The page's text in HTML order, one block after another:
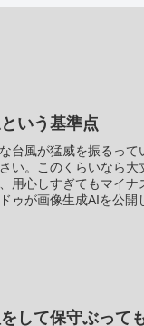
いう基準点
台風が猛威を振るっ
い。このくらいなら
用心しすぎてもマイナ
ゥが画像生成AIを公開
して保守ぶって